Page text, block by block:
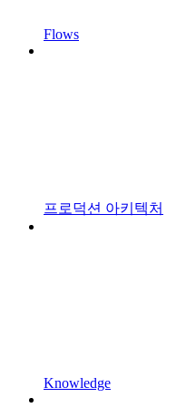
Flows
프로덕션 아키텍처
Knowledge